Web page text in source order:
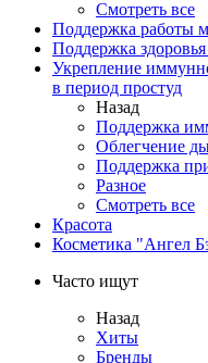
Смотреть все
Поддержка работы
Поддержка
Укрепление
в период простуд
Назад
Поддержка
Облегчение
Поддержка
Разное
Смотреть все
Красота
Косметика "Ангел
Часто ищут
Назад
Хиты
Бренды